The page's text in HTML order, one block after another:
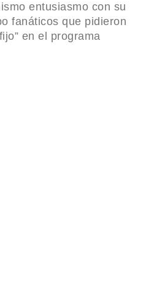
entusiasmo con su
fanáticos que pidieron
en el programa